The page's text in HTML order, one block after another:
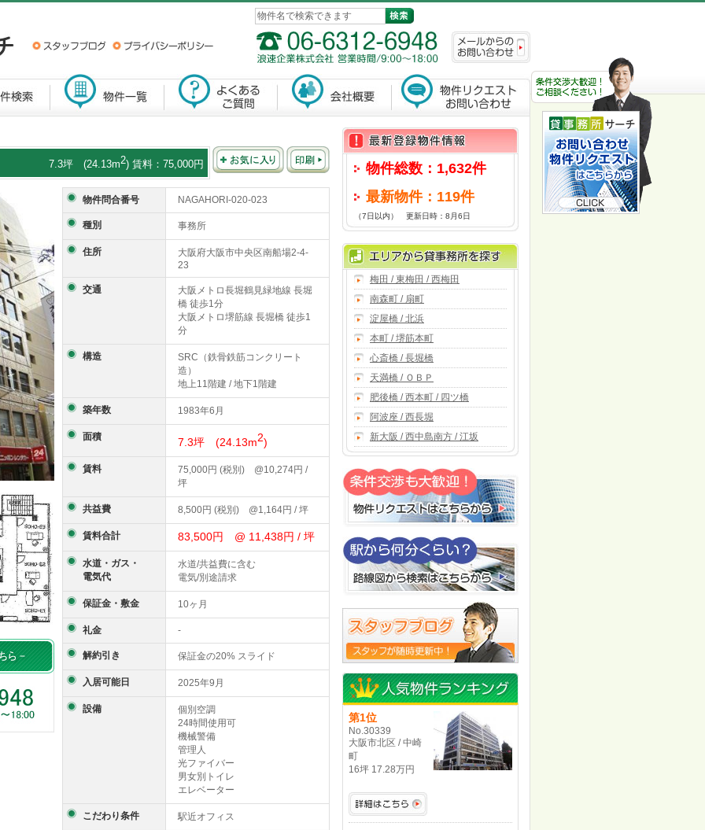
7.3坪 (24.13m2) 賃料：75,000円
物件問合番号 NAGAHORI-020-023
種別 事務所
住所
大阪府大阪市中央区南船場2-4-
23
交通
大阪メトロ長堀鶴見緑地線 長堀
橋 徒歩1分
大阪メトロ堺筋線 長堀橋 徒歩1
分
構造
SRC（鉄骨鉄筋コンクリート
造）
地上11階建 / 地下1階建
築年数 1983年6月
面積 7.3坪 (24.13m2)
賃料
75,000円 (税別) @10,274円 /
坪
共益費 8,500円 (税別) @1,164円 / 坪
賃料合計 83,500円 @ 11,438円 / 坪
水道・ガス・
電気代
水道/共益費に含む
電気/別途請求
保証金・敷金 10ヶ月
礼金 -
解約引き 保証金の20% スライド
入居可能日 2025年9月
設備
個別空調
24時間使用可
機械警備
管理人
光ファイバー
男女別トイレ
エレベーター
こだわり条件 駅近オフィス
物件総数：1,632件
最新物件：119件
（7日以内） 更新日時：8月6日
梅田 / 東梅田 / 西梅田
南森町 / 扇町
淀屋橋 / 北浜
本町 / 堺筋本町
心斎橋 / 長堀橋
天満橋 / ＯＢＰ
肥後橋 / 西本町 / 四ツ橋
阿波座 / 西長堀
新大阪 / 西中島南方 / 江坂
第1位
No.30339
大阪市北区 / 中崎
町
16坪 17.28万円